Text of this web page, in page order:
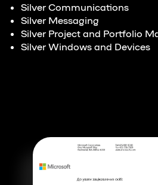
Silver Communications
Silver Messaging
Silver Project and Portfolio
Silver Windows and Devices